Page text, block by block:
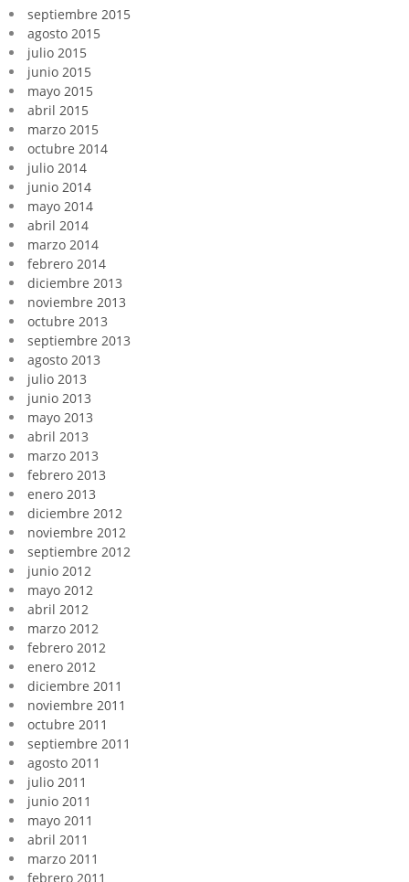
septiembre 2015
agosto 2015
julio 2015
junio 2015
mayo 2015
abril 2015
marzo 2015
octubre 2014
julio 2014
junio 2014
mayo 2014
abril 2014
marzo 2014
febrero 2014
diciembre 2013
noviembre 2013
octubre 2013
septiembre 2013
agosto 2013
julio 2013
junio 2013
mayo 2013
abril 2013
marzo 2013
febrero 2013
enero 2013
diciembre 2012
noviembre 2012
septiembre 2012
junio 2012
mayo 2012
abril 2012
marzo 2012
febrero 2012
enero 2012
diciembre 2011
noviembre 2011
octubre 2011
septiembre 2011
agosto 2011
julio 2011
junio 2011
mayo 2011
abril 2011
marzo 2011
febrero 2011